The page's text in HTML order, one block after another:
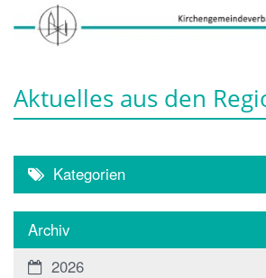
Aktuelles aus den
Kategorien
Archiv
2026